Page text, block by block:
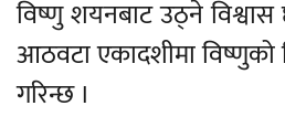
विष्णु शयनबाट उठ्ने
आठवटा एकादशीमा विष्णुको
गरिन्छ ।